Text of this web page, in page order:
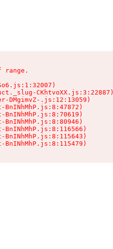
range.
CKhtvoXX.js:3:22887)
DMgimvZ-.js:12:13059)
BnINhMhP.js:8:47872)
BnINhMhP.js:8:70619)
BnINhMhP.js:8:80946)
BnINhMhP.js:8:116566)
BnINhMhP.js:8:115643)
BnINhMhP.js:8:115479)